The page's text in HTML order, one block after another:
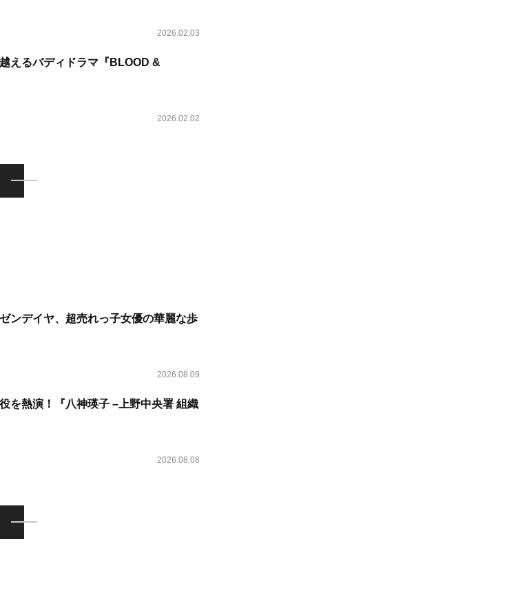
2026.02.03
えるバディドラマ『BLOOD &
2026.02.02
ンデイヤ、超売れっ子女優の華麗な歩
2026.08.09
を熱演！『八神瑛子 –上野中央署 組織
2026.08.08